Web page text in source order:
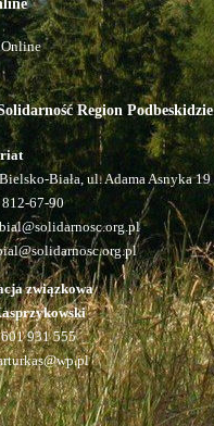
Region Podbeskidzie
Biała, ul. Adama Asnyka 19
67-90
związkowa
931 555